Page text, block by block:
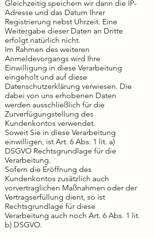
Gleichzeitig speichern wir dann die IP-
Adresse und das Datum Ihrer
Registrierung nebst Uhrzeit. Eine
Weitergabe dieser Daten an Dritte
erfolgt natürlich nicht.
Im Rahmen des weiteren
Anmeldevorgangs wird Ihre
Einwilligung in diese Verarbeitung
eingeholt und auf diese
Datenschutzerklärung verwiesen. Die
dabei von uns erhobenen Daten
werden ausschließlich für die
Zurverfügungstellung des
Kundenkontos verwendet.
Soweit Sie in diese Verarbeitung
einwilligen, ist Art. 6 Abs. 1 lit. a)
DSGVO Rechtsgrundlage für die
Verarbeitung.
Sofern die Eröffnung des
Kundenkontos zusätzlich auch
vorvertraglichen Maßnahmen oder der
Vertragserfüllung dient, so ist
Rechtsgrundlage für diese
Verarbeitung auch noch Art. 6 Abs. 1 lit.
b) DSGVO.